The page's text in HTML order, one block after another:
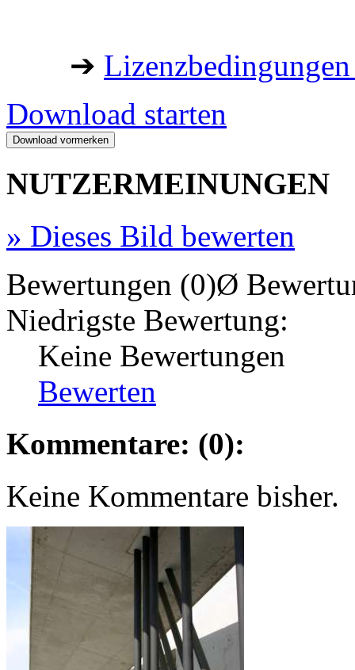
➔
Download starten
NUTZERMEINUNGEN
» Dieses Bild bewerten
Bewertungen (0)Ø
Niedrigste Bewertung:
Keine Bewertungen
Bewerten
Kommentare: (0):
Keine Kommentare bisher.